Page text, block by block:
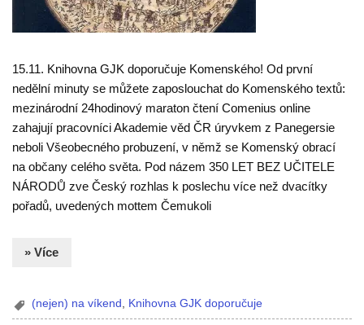
15.11. Knihovna GJK doporučuje Komenského! Od první
nedělní minuty se můžete zaposlouchat do Komenského textů:
mezinárodní 24hodinový maraton čtení Comenius online
zahajují pracovníci Akademie věd ČR úryvkem z Panegersie
neboli Všeobecného probuzení, v němž se Komenský obrací
na občany celého světa. Pod názem 350 LET BEZ UČITELE
NÁRODŮ zve Český rozhlas k poslechu více než dvacítky
pořadů, uvedených mottem Čemukoli
» Více
(nejen) na víkend , Knihovna GJK doporučuje